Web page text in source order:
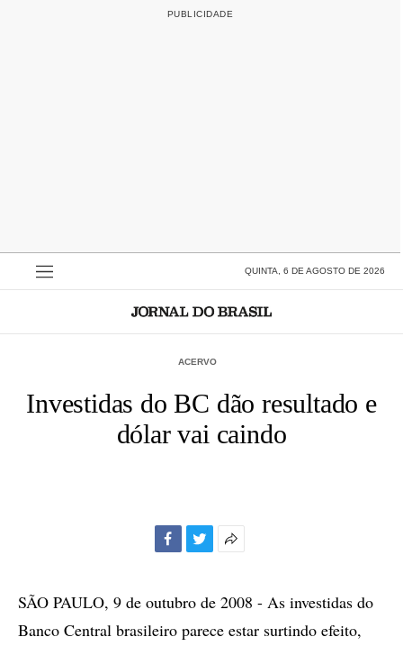
QUINTA, 6 DE AGOSTO DE 2026
ACERVO
Investidas do BC dão resultado e
dólar vai caindo
compartilhamento
SÃO PAULO, 9 de outubro de 2008 - As investidas do
Banco Central brasileiro parece estar surtindo efeito,